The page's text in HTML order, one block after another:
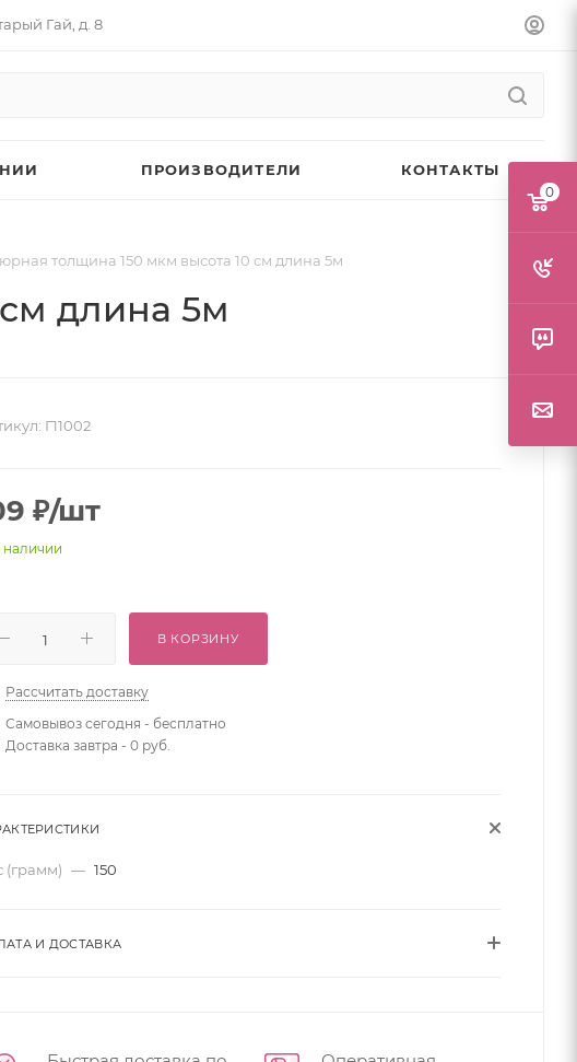
Гай, д. 8
ПРОИЗВОДИТЕЛИ КОНТАКТЫ
толщина 150 мкм высота 10 см длина 5м
длина 5м
Г11002
₽/шт
наличии
В КОРЗИНУ
Рассчитать доставку
Самовывоз сегодня - бесплатно
Доставка завтра - 0 руб.
(грамм) — 150
И ДОСТАВКА
0